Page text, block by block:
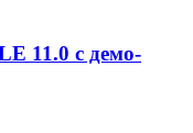
11.0 с демо-